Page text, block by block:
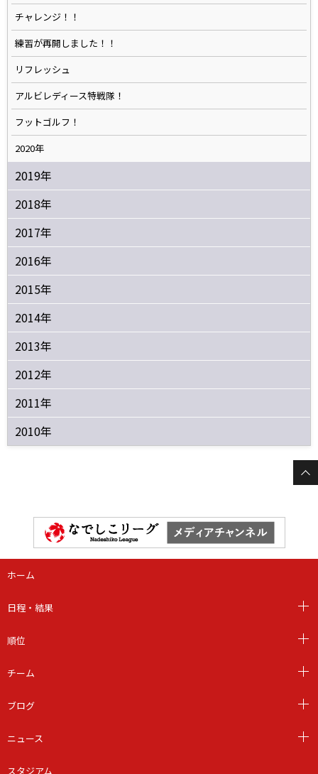
チャレンジ！！
練習が再開しました！！
リフレッシュ
アルビレディース特戦隊！
フットゴルフ！
2020年
2019年
2018年
2017年
2016年
2015年
2014年
2013年
2012年
2011年
2010年
ホーム
日程・結果
順位
チーム
ブログ
ニュース
スタジアム